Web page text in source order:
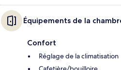
Équipements de la
Confort
Réglage de la climatisation